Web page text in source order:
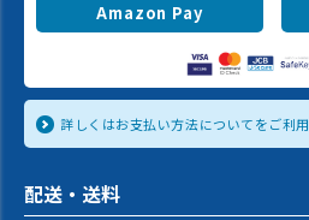
Amazon Pay
詳しくはお支払い方法についてをご利用
配送・送料